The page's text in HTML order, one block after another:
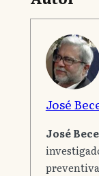
José
José